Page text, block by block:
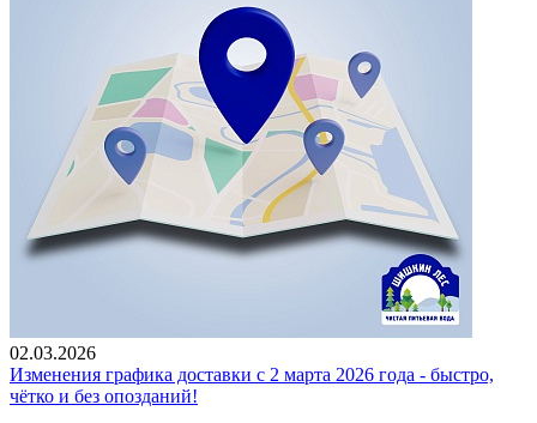
02.03.2026
Изменения графика доставки с 2 марта 2026 года - быстро,
чётко и без опозданий!